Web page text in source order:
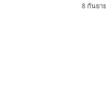
8 กันยา